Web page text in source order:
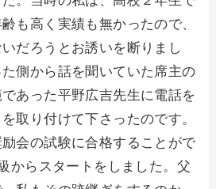
も高く実績も無かったので、
だろうとお誘いを断りまし
側から話を聞いていた席主の
あった平野広吉先生に電話を
取り付けて下さったのです。
会の試験に合格することがで
からスタートをしました。父